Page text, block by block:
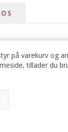
på varekurv og
tillader du